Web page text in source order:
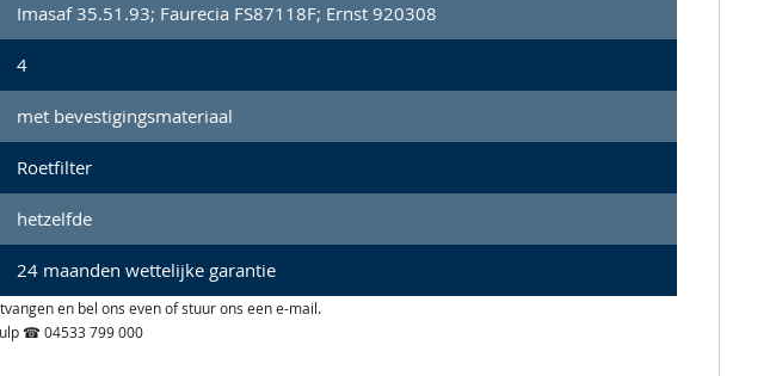
Imasaf 35.51.93; Faurecia FS87118F; Ernst 920308
4
met bevestigingsmateriaal
Roetfilter
hetzelfde
24 maanden wettelijke garantie
en bel ons even of stuur ons een e-mail.
☎ 04533 799 000